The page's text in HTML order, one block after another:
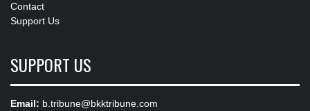
Contact
Support Us
SUPPORT US
Email: b.tribune@bkktribune.com